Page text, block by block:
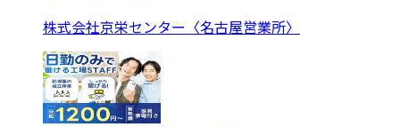
株式会社京栄センター〈名古屋営業所〉